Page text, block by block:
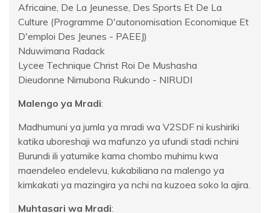
Africaine, De La Jeunesse, Des Sports Et De La
Culture (Programme D'autonomisation Economique Et
D'emploi Des Jeunes - PAEEJ)
Nduwimana Radack
Lycee Technique Christ Roi De Mushasha
Dieudonne Nimubona Rukundo - NIRUDI
Malengo ya Mradi:
Madhumuni ya jumla ya mradi wa V2SDF ni kushiriki
katika uboreshaji wa mafunzo ya ufundi stadi nchini
Burundi ili yatumike kama chombo muhimu kwa
maendeleo endelevu, kukabiliana na malengo ya
kimkakati ya mazingira ya nchi na kuzoea soko la ajira.
Muhtasari wa Mradi: